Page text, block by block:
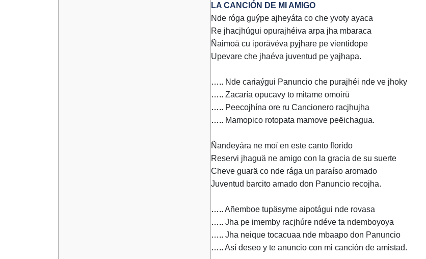
LA CANCIÓN DE MI AMIGO
Nde róga guýpe ajheyáta co che yvoty ayaca
Re jhacjhúgui opurajhéiva arpa jha mbaraca
Ñaimoä cu iporävéva pyjhare pe vientidope
Upevare che jhaéva juventud pe yajhapa.
….. Nde cariaýgui Panuncio che purajhéi nde ve jhoky
….. Zacaría opucavy to mitame omoirü
….. Peecojhína ore ru Cancionero racjhujha
….. Mamopico rotopata mamove peëichagua.
Ñandeyára ne moï en este canto florido
Reservi jhaguä ne amigo con la gracia de su suerte
Cheve guarä co nde rága un paraíso aromado
Juventud barcito amado don Panuncio recojha.
….. Añemboe tupäsyme aipotágui nde rovasa
….. Jha pe imemby racjhúre ndéve ta ndemboyoya
….. Jha neique tocacuaa nde mbaapo don Panuncio
….. Así deseo y te anuncio con mi canción de amistad.